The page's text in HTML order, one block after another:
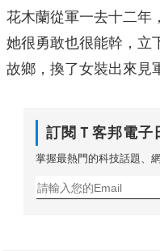
花木蘭從軍一去十二年
她很勇敢也很能幹，立
故鄉，換了女裝出來見
訂閱Ｔ客邦電子
掌握最熱門的科技話題、